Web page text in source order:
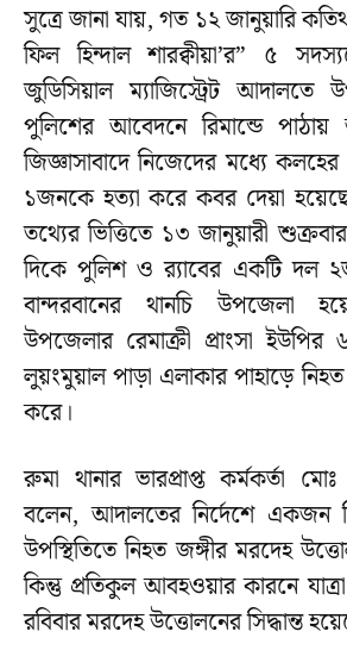
সুত্রে জানা যায়, গত ১২ জানুয়ারি
ফিল হিন্দাল শারক্বীয়া’র” ৫
জুডিসিয়াল ম্যাজিস্ট্রেট আদালতে
পুলিশের আবেদনে রিমান্ডে
জিজ্ঞাসাবাদে নিজেদের মধ্যে
১জনকে হত্যা করে কবর দেয়া
তথ্যের ভিত্তিতে ১৩ জানুয়ারী
দিকে পুলিশ ও র‌্যাবের একটি দল
বান্দরবানের থানচি উপজেলা
উপজেলার রেমাক্রী প্রাংসা ইউপির
লুয়ংমুয়াল পাড়া এলাকার পাহাড়ে
করে।
রুমা থানার ভারপ্রাপ্ত কর্মকর্তা
বলেন, আদালতের নির্দেশে একজন
উপস্থিতিতে নিহত জঙ্গীর মরদেহ
কিন্তু প্রতিকুল আবহওয়ার কারনে
রবিবার মরদেহ উত্তোলনের সিদ্ধান্ত